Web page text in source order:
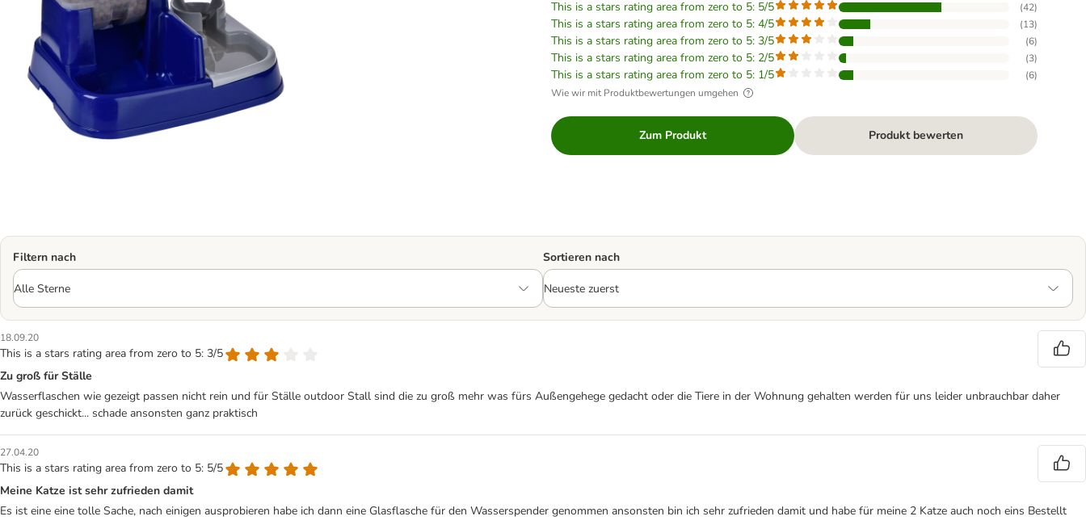
This is a stars rating area from zero to 5: 5/5 (42)
This is a stars rating area from zero to 5: 4/5 (13)
This is a stars rating area from zero to 5: 3/5 (6)
This is a stars rating area from zero to 5: 2/5 (3)
This is a stars rating area from zero to 5: 1/5 (6)
Wie wir mit Produktbewertungen umgehen
Zum Produkt Produkt bewerten
Filtern nach Sortieren nach
18.09.20
This is a stars rating area from zero to 5: 3/5
Zu groß für Ställe
Wasserflaschen wie gezeigt passen nicht rein und für Ställe outdoor Stall sind die zu groß mehr was fürs Außengehege gedacht oder die Tiere in der Wohnung gehalten werden für uns leider unbrauchbar daher
zurück geschickt... schade ansonsten ganz praktisch
27.04.20
This is a stars rating area from zero to 5: 5/5
Meine Katze ist sehr zufrieden damit
Es ist eine eine tolle Sache, nach einigen ausprobieren habe ich dann eine Glasflasche für den Wasserspender genommen ansonsten bin ich sehr zufrieden damit und habe für meine 2 Katze auch noch eins Bestellt